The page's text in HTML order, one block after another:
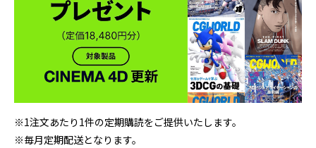
※1注文あたり1件の定期購読をご提供いたします。
※毎月定期配送となります。